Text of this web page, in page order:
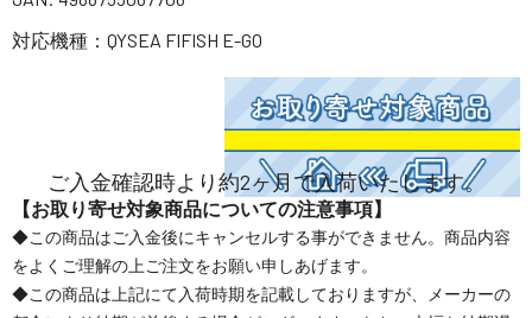
対応機種：QYSEA FIFISH E-GO
ご入金確認時より約2ヶ月で入荷いたします。
【お取り寄せ対象商品についての注意事項】
◆この商品はご入金後にキャンセルする事ができません。商品内容
をよくご理解の上ご注文をお願い申しあげます。
◆この商品は上記にて入荷時期を記載しておりますが、メーカーの